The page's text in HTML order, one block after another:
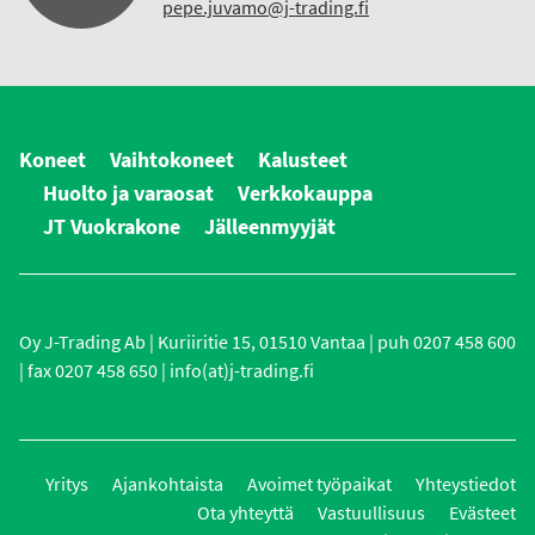
pepe.juvamo@j-trading.fi
Koneet Vaihtokoneet
Kalusteet
Huolto ja varaosat
Verkkokauppa
JT Vuokrakone
Jälleenmyyjät
Oy J-Trading Ab | Kuriiritie 15, 01510 Vantaa | puh 0207 458 600
| fax 0207 458 650 | info(at)j-trading.fi
Yritys Ajankohtaista Avoimet työpaikat
Yhteystiedot
Ota yhteyttä
Vastuullisuus
Evästeet